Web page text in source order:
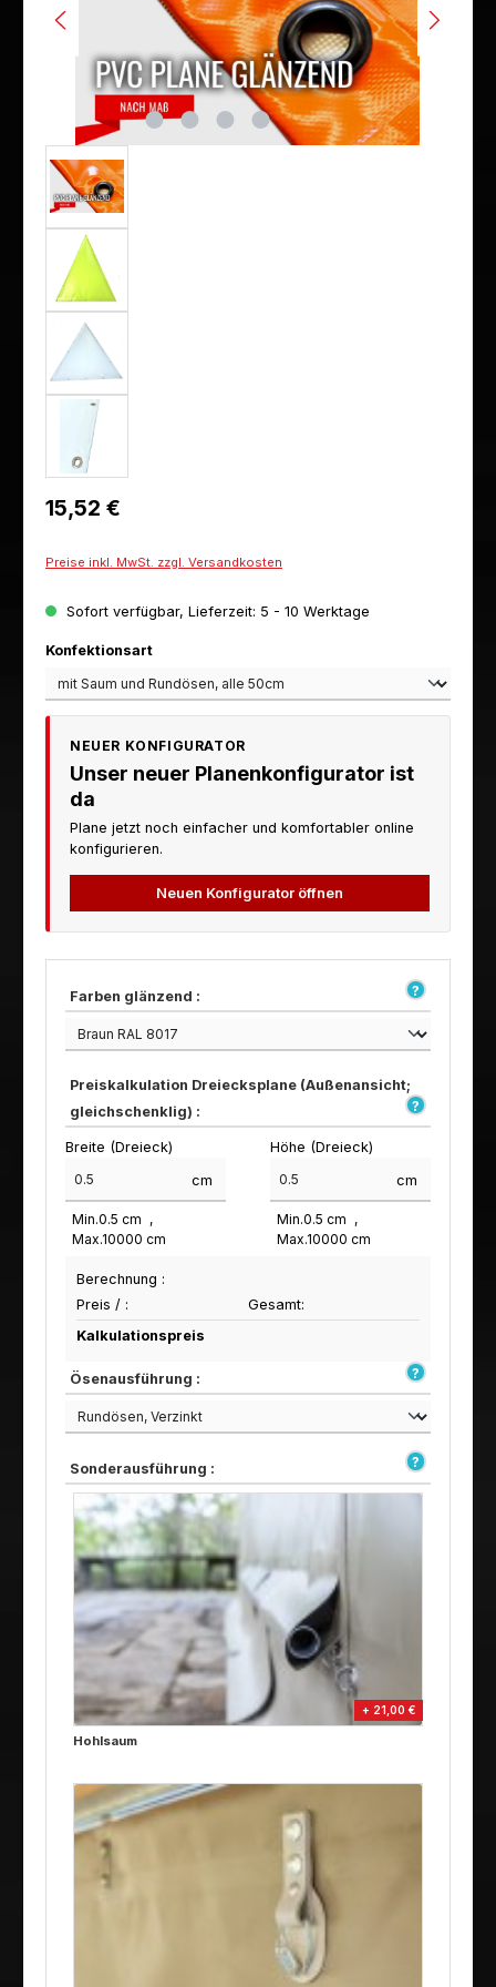
Regulärer Preis:
15,52 €
Preise inkl. MwSt. zzgl. Versandkosten
Sofort verfügbar, Lieferzeit: 5 - 10 Werktage
Konfektionsartauswählen
NEUER KONFIGURATOR
Unser neuer Planenkonfigurator ist
da
Plane jetzt noch einfacher und komfortabler online
konfigurieren.
Neuen Konfigurator öffnen
Farben glänzend :
Preiskalkulation Dreiecksplane (Außenansicht;
gleichschenklig) :
Breite (Dreieck)
cm
Min.0.5 cm
Max.10000 cm
Höhe (Dreieck)
cm
Min.0.5 cm
Max.10000 cm
Berechnung :
Preis / :
Gesamt:
Kalkulationspreis
Ösenausführung :
Sonderausführung :
+ 21,00 €
Hohlsaum